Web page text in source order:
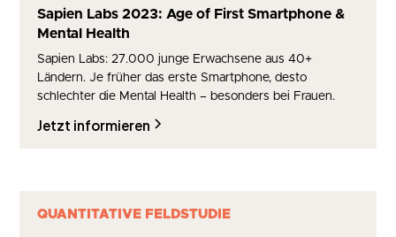
Sapien Labs 2023: Age of First Smartphone &
Mental Health
Sapien Labs: 27.000 junge Erwachsene aus 40+
Ländern. Je früher das erste Smartphone, desto
schlechter die Mental Health – besonders bei Frauen.
Jetzt informieren
QUANTITATIVE FELDSTUDIE